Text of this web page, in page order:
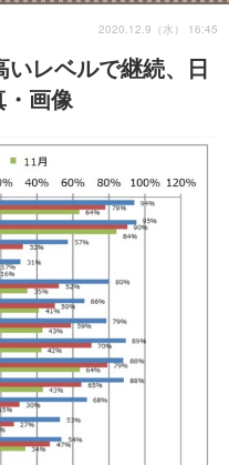
レベルで継続、日
・画像
2020.12.9（水） 16:45